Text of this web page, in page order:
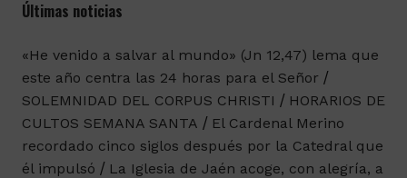
Últimas noticias
«He venido a salvar al mundo» (Jn 12,47) lema que
este año centra las 24 horas para el Señor
SOLEMNIDAD DEL CORPUS CHRISTI
HORARIOS DE
CULTOS SEMANA SANTA
El Cardenal Merino
recordado cinco siglos después por la Catedral que
él impulsó
La Iglesia de Jaén acoge, con alegría, a